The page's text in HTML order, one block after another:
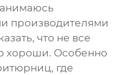
производителями
что не все
хороши. Особенно
где